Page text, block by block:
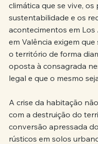
climática que se vive,
sustentabilidade e os
acontecimentos em Los
em Valência exigem
o território de forma
oposta à consagrada
legal e que o mesmo
A crise da habitação
com a destruição do
conversão apressada
rústicos em solos